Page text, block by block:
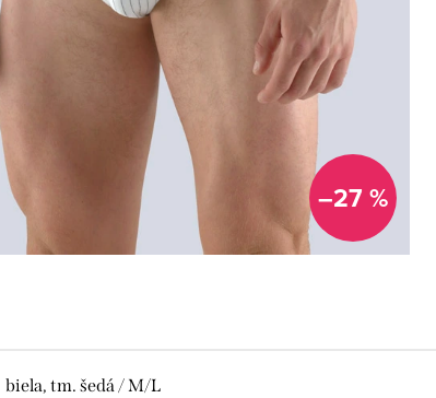
–27 %
biela, tm. šedá / M/L